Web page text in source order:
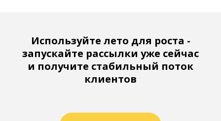
Используйте лето для роста -
запускайте рассылки уже сейчас
и получите стабильный поток
клиентов